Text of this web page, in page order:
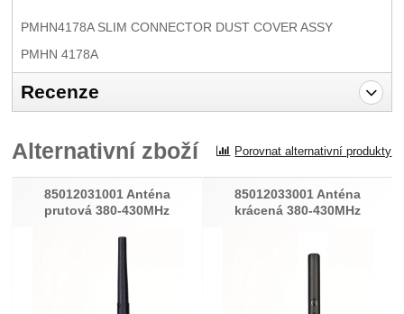
PMHN4178A SLIM CONNECTOR DUST COVER ASSY
PMHN 4178A
Recenze
Recenze
Nebyla přidána žádná recenze.
Alternativní zboží Porovnat alternativní produkty
85012031001 Anténa
prutová 380-430MHz
85012033001 Anténa
krácená 380-430MHz